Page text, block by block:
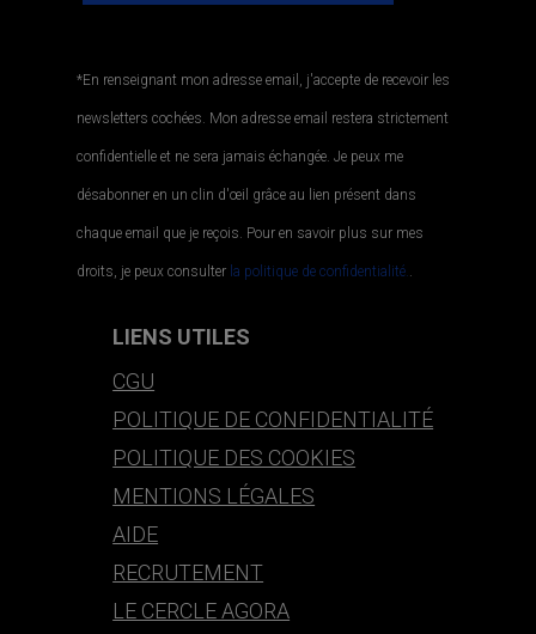
service-clients@publications-agora.fr
01 44 59 91 11
Du Lundi au Vendredi, 9h-13h et 14h-17h
136 Rue Saint-Denis,